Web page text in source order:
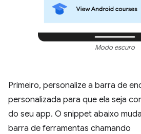
Modo escuro
Primeiro, personalize a barra de
personalizada para que ela seja
do seu app. O snippet abaixo
barra de ferramentas chamando